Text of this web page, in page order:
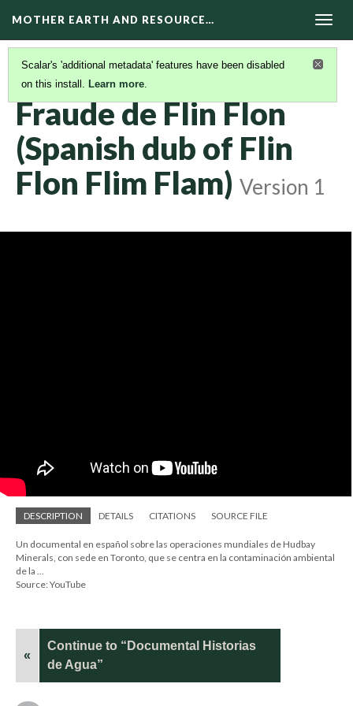
MOTHER EARTH AND RESOURCE…
Scalar's 'additional metadata' features have been disabled
on this install. Learn more.
DOCUMENTALES(6/17)
Fraude de Flin Flon
(Spanish dub of Flin
Flon Flim Flam) Version 1
DESCRIPTION DETAILS CITATIONS SOURCE FILE
Un documental en español sobre las operaciones mundiales de Hudbay
Minerals, con sede en Toronto, que se centra en la contaminación ambiental
de la ...
Source: YouTube
«
Continue to “Documental Historias
de Agua”